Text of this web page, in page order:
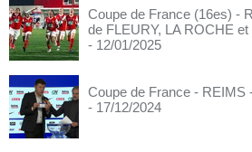
Coupe de France (16es) -
de FLEURY, LA ROCHE
- 12/01/2025
Coupe de France - REIMS
- 17/12/2024